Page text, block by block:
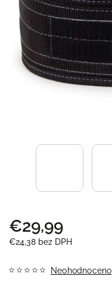
€29,99
€24,38 bez DPH
Neohodnoceno